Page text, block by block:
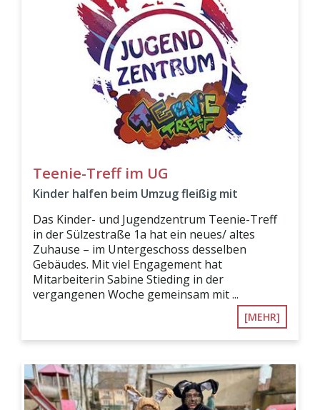
Teenie-Treff im UG
Kinder halfen beim Umzug fleißig mit
Das Kinder- und Jugendzentrum Teenie-Treff
in der Sülzestraße 1a hat ein neues/ altes
Zuhause – im Untergeschoss desselben
Gebäudes. Mit viel Engagement hat
Mitarbeiterin Sabine Stieding in der
vergangenen Woche gemeinsam mit ...
[MEHR]